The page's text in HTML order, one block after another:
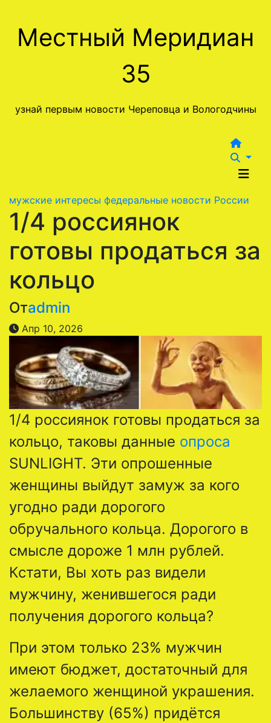
содержимому
Местный Меридиан
35
узнай первым новости Череповца и Вологодчины
мужские интересы федеральные новости России
1/4 россиянок
готовы продаться за
кольцо
Отadmin
Апр 10, 2026
1/4 россиянок готовы продаться за
кольцо, таковы данные опроса
SUNLIGHT. Эти опрошенные
женщины выйдут замуж за кого
угодно ради дорогого
обручального кольца. Дорогого в
смысле дороже 1 млн рублей.
Кстати, Вы хоть раз видели
мужчину, женившегося ради
получения дорогого кольца?
При этом только 23% мужчин
имеют бюджет, достаточный для
желаемого женщиной украшения.
Большинству (65%) придётся